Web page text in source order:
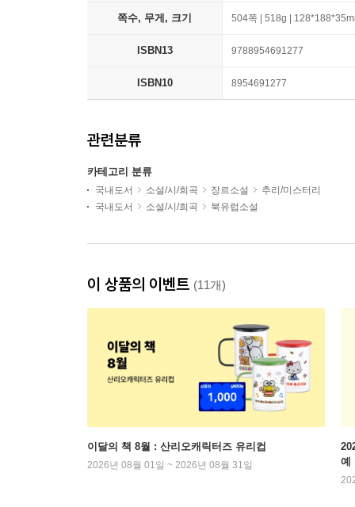
쪽수, 무게, 크기 504쪽 | 518g |
ISBN13 9788954691277
ISBN10 8954691277
관련분류
카테고리 분류
국내도서 소설/시/희곡 장르소설
추리/미스터리
국내도서
소설/시/희곡 북유럽소설
이 상품의 이벤트 (11개)
이달의 책 8월 : 산리오캐릭터즈 유리컵
2026년 08월 01일 ~ 2026년 08월 31일
예